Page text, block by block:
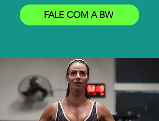
FALE COM A BW